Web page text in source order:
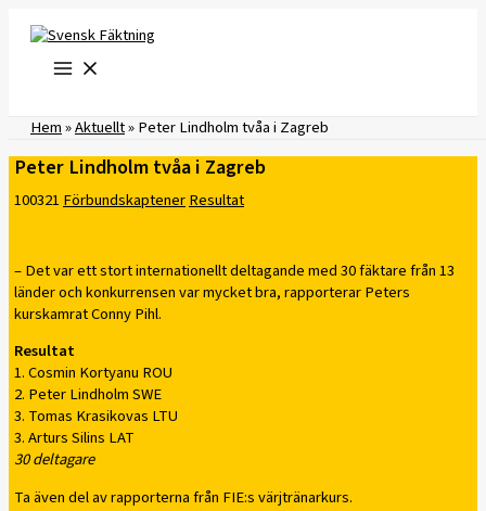
innehåll
Hem»Aktuellt»Peter Lindholm tvåa i Zagreb
Peter Lindholm tvåa i Zagreb
100321FörbundskaptenerResultat
– Det var ett stort internationellt deltagande med 30 fäktare från 13
länder och konkurrensen var mycket bra, rapporterar Peters
kurskamrat Conny Pihl.
Resultat
1. Cosmin Kortyanu ROU
2. Peter Lindholm SWE
3. Tomas Krasikovas LTU
3. Arturs Silins LAT
30 deltagare
Ta även del av rapporterna från FIE:s värjtränarkurs.